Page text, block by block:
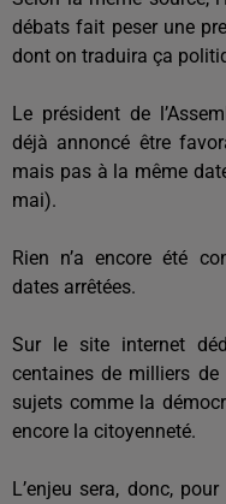
débats fait peser une
dont on traduira ça
Le président de
déjà annoncé être
mais pas à la même
mai).
Rien n’a encore été
dates arrêtées.
Sur le site internet
centaines de milliers
sujets comme la
encore la citoyenneté.
L’enjeu sera, donc,